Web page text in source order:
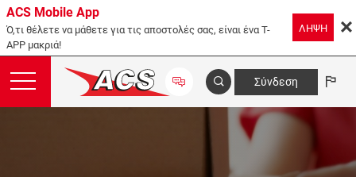
ACS Mobile App
Ό,τι θέλετε να μάθετε για τις αποστολές σας, είναι ένα T-
APP μακριά!
ΛΗΨΗ
Σύνδεση